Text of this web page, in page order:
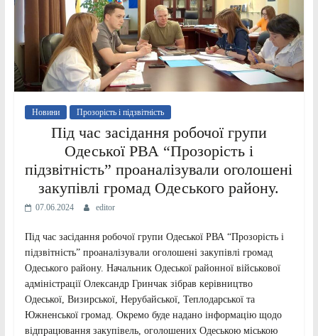
Новини Прозорість і підзвітність
Під час засідання робочої групи
Одеської РВА “Прозорість і
підзвітність” проаналізували оголошені
закупівлі громад Одеського району.
07.06.2024 editor
Під час засідання робочої групи Одеської РВА “Прозорість і
підзвітність” проаналізували оголошені закупівлі громад
Одеського району. Начальник Одеської районної військової
адміністрації Олександр Гринчак зібрав керівництво
Одеської, Визирської, Нерубайської, Теплодарської та
Южненської громад. Окремо буде надано інформацію щодо
відпрацювання закупівель, оголошених Одеською міською